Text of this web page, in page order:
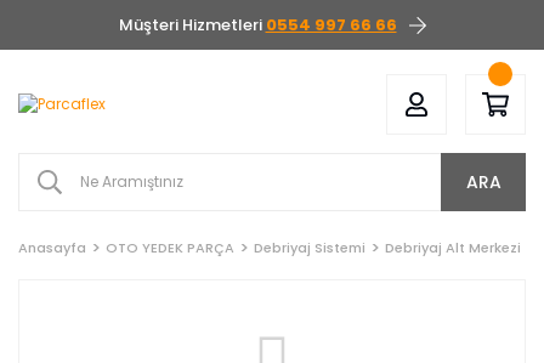
Müşteri Hizmetleri 0554 997 66 66
ARA
Anasayfa OTO YEDEK PARÇA Debriyaj Sistemi Debriyaj Alt Merkezi